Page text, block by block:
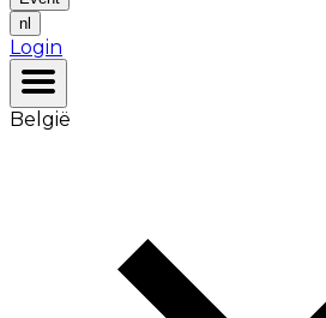
nl
Login
België